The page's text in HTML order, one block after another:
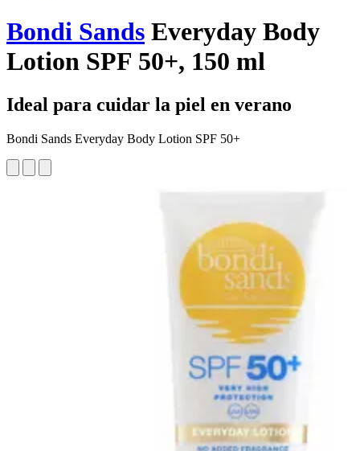
Bondi Sands Everyday Body
Lotion SPF 50+, 150 ml
Ideal para cuidar la piel en verano
Bondi Sands Everyday Body Lotion SPF 50+